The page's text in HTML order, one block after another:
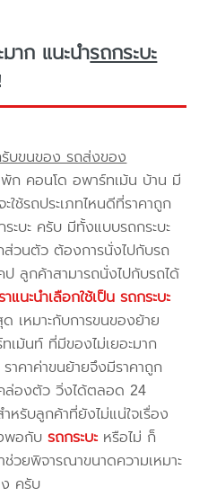
าก แนะนำรถกระบะ
บขนของ รถส่งของ
ก คอนโด อพาร์ทเม้น บ้าน มี
ใช้รถประเภทไหนดีที่ราคาถูก
ระบะ ครับ มีทั้งแบบรถกระบะ
วนตัว ต้องการนั่งไปกับรถ
ป ลูกค้าสามารถนั่งไปกับรถได้
าแนะนำเลือกใช้เป็น รถกระบะ
เหมาะกับการขนของย้าย
ม้นท์ ที่มีของไม่เยอะมาก
าคาค่าขนย้ายจึงมีราคาถูก
องตัว วิ่งได้ตลอด 24
หรับลูกค้าที่ยังไม่แน่ใจเรื่อง
งพอกับรถกระบะ หรือไม่ ก็
ช่วยพิจารณาขนาดความเหมาะ
ครับ